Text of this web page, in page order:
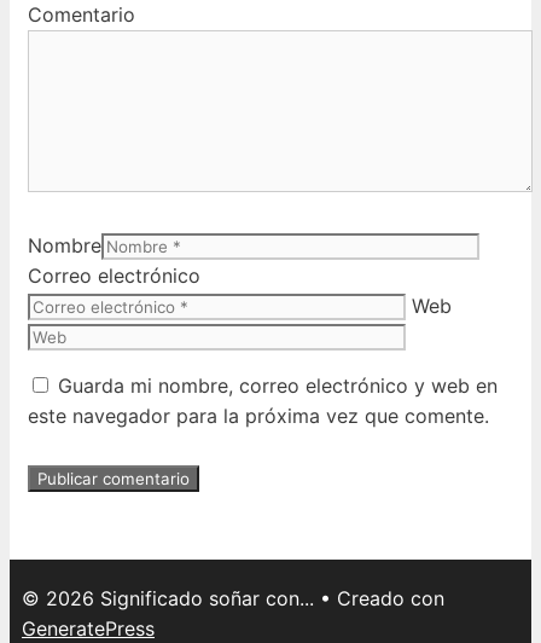
Comentario
Nombre
Correo electrónico
Web
Guarda mi nombre, correo electrónico y web en
este navegador para la próxima vez que comente.
© 2026 Significado soñar con... • Creado con
GeneratePress